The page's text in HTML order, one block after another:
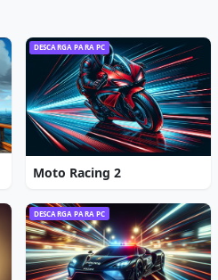
DESCARGA PARA PC
Moto Racing 2
DESCARGA PARA PC